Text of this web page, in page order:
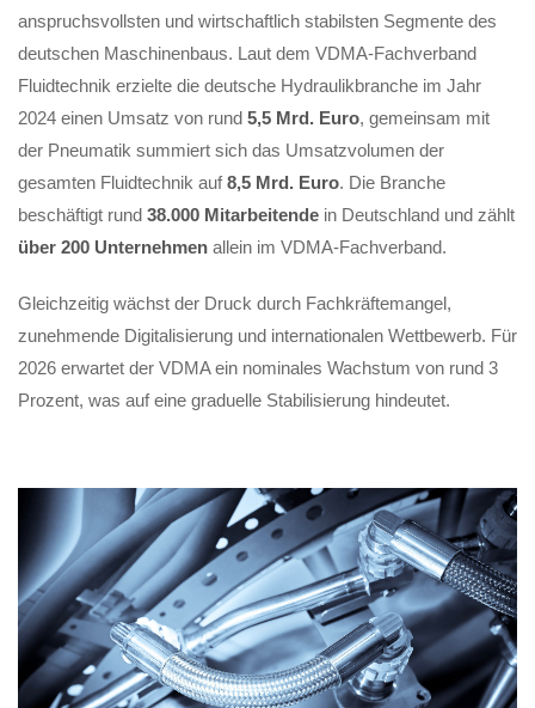
anspruchsvollsten und wirtschaftlich stabilsten Segmente des
deutschen Maschinenbaus. Laut dem VDMA-Fachverband
Fluidtechnik erzielte die deutsche Hydraulikbranche im Jahr
2024 einen Umsatz von rund 5,5 Mrd. Euro, gemeinsam mit
der Pneumatik summiert sich das Umsatzvolumen der
gesamten Fluidtechnik auf8,5 Mrd. Euro. Die Branche
beschäftigt rund 38.000 Mitarbeitende in Deutschland und zählt
über 200 Unternehmen allein im VDMA-Fachverband.
Gleichzeitig wächst der Druck durch Fachkräftemangel,
zunehmende Digitalisierung und internationalen Wettbewerb. Für
2026 erwartet der VDMA ein nominales Wachstum von rund 3
Prozent, was auf eine graduelle Stabilisierung hindeutet.